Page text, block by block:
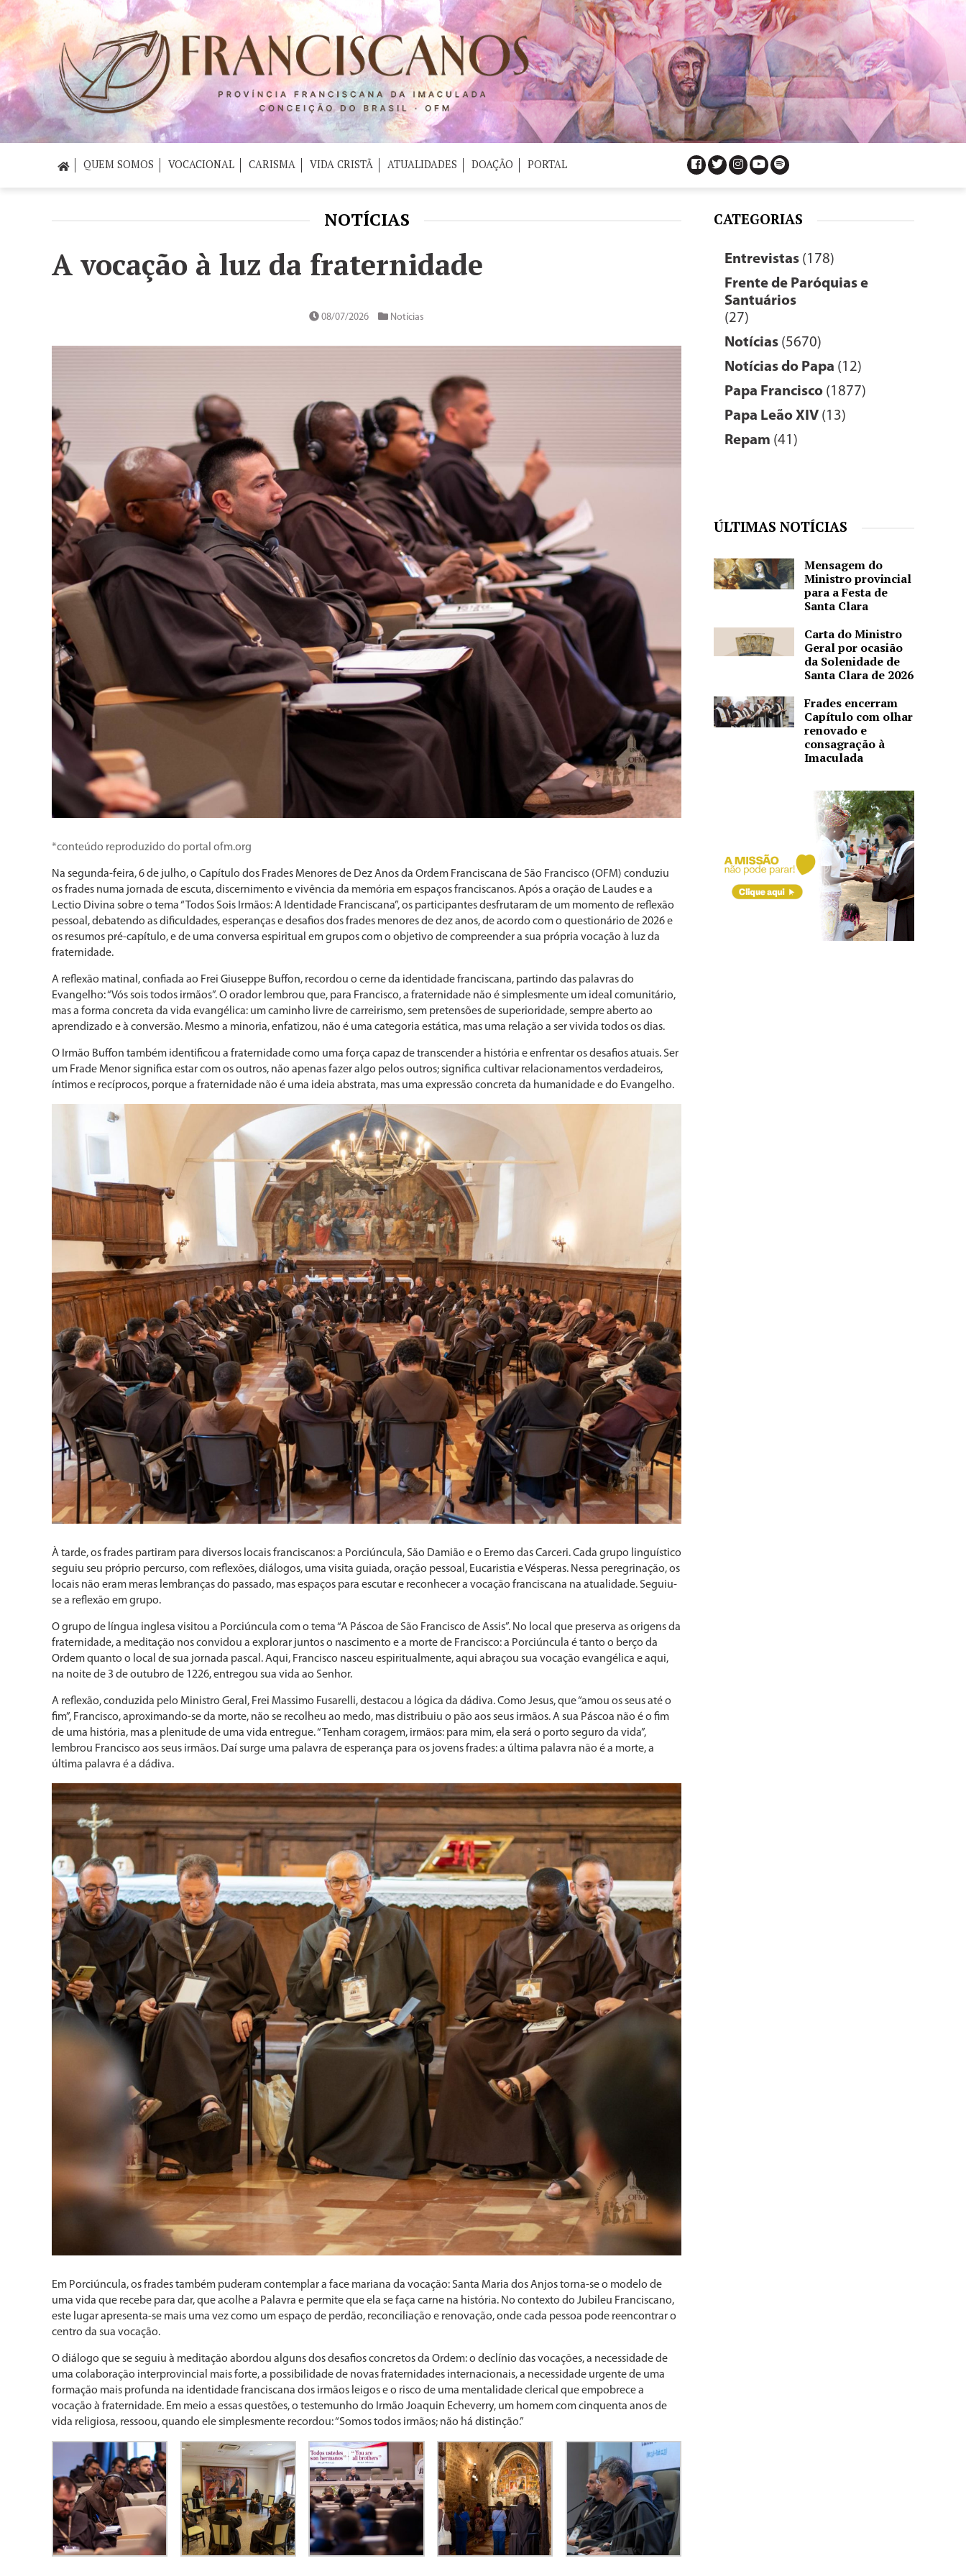
QUEM SOMOS VOCACIONAL CARISMA VIDA CRISTÃ ATUALIDADES DOAÇÃO PORTAL
NOTÍCIAS
A vocação à luz da fraternidade
08/07/2026 Notícias
*conteúdo reproduzido do portal ofm.org
Na segunda-feira, 6 de julho, o Capítulo dos Frades Menores de Dez Anos da Ordem Franciscana de São Francisco (OFM) conduziu
os frades numa jornada de escuta, discernimento e vivência da memória em espaços franciscanos. Após a oração de Laudes e a
Lectio Divina sobre o tema “Todos Sois Irmãos: A Identidade Franciscana”, os participantes desfrutaram de um momento de reflexão
pessoal, debatendo as dificuldades, esperanças e desafios dos frades menores de dez anos, de acordo com o questionário de 2026 e
os resumos pré-capítulo, e de uma conversa espiritual em grupos com o objetivo de compreender a sua própria vocação à luz da
fraternidade.
A reflexão matinal, confiada ao Frei Giuseppe Buffon, recordou o cerne da identidade franciscana, partindo das palavras do
Evangelho: “Vós sois todos irmãos”. O orador lembrou que, para Francisco, a fraternidade não é simplesmente um ideal comunitário,
mas a forma concreta da vida evangélica: um caminho livre de carreirismo, sem pretensões de superioridade, sempre aberto ao
aprendizado e à conversão. Mesmo a minoria, enfatizou, não é uma categoria estática, mas uma relação a ser vivida todos os dias.
O Irmão Buffon também identificou a fraternidade como uma força capaz de transcender a história e enfrentar os desafios atuais. Ser
um Frade Menor significa estar com os outros, não apenas fazer algo pelos outros; significa cultivar relacionamentos verdadeiros,
íntimos e recíprocos, porque a fraternidade não é uma ideia abstrata, mas uma expressão concreta da humanidade e do Evangelho.
À tarde, os frades partiram para diversos locais franciscanos: a Porciúncula, São Damião e o Eremo das Carceri. Cada grupo linguístico
seguiu seu próprio percurso, com reflexões, diálogos, uma visita guiada, oração pessoal, Eucaristia e Vésperas. Nessa peregrinação, os
locais não eram meras lembranças do passado, mas espaços para escutar e reconhecer a vocação franciscana na atualidade. Seguiu-
se a reflexão em grupo.
O grupo de língua inglesa visitou a Porciúncula com o tema “A Páscoa de São Francisco de Assis”. No local que preserva as origens da
fraternidade, a meditação nos convidou a explorar juntos o nascimento e a morte de Francisco: a Porciúncula é tanto o berço da
Ordem quanto o local de sua jornada pascal. Aqui, Francisco nasceu espiritualmente, aqui abraçou sua vocação evangélica e aqui,
na noite de 3 de outubro de 1226, entregou sua vida ao Senhor.
A reflexão, conduzida pelo Ministro Geral, Frei Massimo Fusarelli, destacou a lógica da dádiva. Como Jesus, que “amou os seus até o
fim”, Francisco, aproximando-se da morte, não se recolheu ao medo, mas distribuiu o pão aos seus irmãos. A sua Páscoa não é o fim
de uma história, mas a plenitude de uma vida entregue. “Tenham coragem, irmãos: para mim, ela será o porto seguro da vida”,
lembrou Francisco aos seus irmãos. Daí surge uma palavra de esperança para os jovens frades: a última palavra não é a morte, a
última palavra é a dádiva.
Em Porciúncula, os frades também puderam contemplar a face mariana da vocação: Santa Maria dos Anjos torna-se o modelo de
uma vida que recebe para dar, que acolhe a Palavra e permite que ela se faça carne na história. No contexto do Jubileu Franciscano,
este lugar apresenta-se mais uma vez como um espaço de perdão, reconciliação e renovação, onde cada pessoa pode reencontrar o
centro da sua vocação.
O diálogo que se seguiu à meditação abordou alguns dos desafios concretos da Ordem: o declínio das vocações, a necessidade de
uma colaboração interprovincial mais forte, a possibilidade de novas fraternidades internacionais, a necessidade urgente de uma
formação mais profunda na identidade franciscana dos irmãos leigos e o risco de uma mentalidade clerical que empobrece a
vocação à fraternidade. Em meio a essas questões, o testemunho do Irmão Joaquin Echeverry, um homem com cinquenta anos de
vida religiosa, ressoou, quando ele simplesmente recordou: “Somos todos irmãos; não há distinção.”
CATEGORIAS
Entrevistas (178)
Frente de Paróquias e
Santuários
(27)
Notícias (5670)
Notícias do Papa (12)
Papa Francisco (1877)
Papa Leão XIV (13)
Repam (41)
ÚLTIMAS NOTÍCIAS
Mensagem do
Ministro provincial
para a Festa de
Santa Clara
Carta do Ministro
Geral por ocasião
da Solenidade de
Santa Clara de 2026
Frades encerram
Capítulo com olhar
renovado e
consagração à
Imaculada